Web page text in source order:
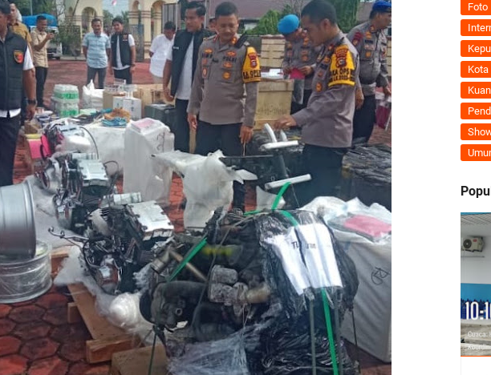
Wacana Pemekaran Kembali Menguat, Mahmuzin Taher: Provinsi Riau Pesisir Mesin
Baru
Bupati Asmar dan PLN UP3 Dumai Perkuat Sinergi, Pastikan Layanan Listrik Kepulauan
Pemerintah Kabupaten Kepulauan Meranti Kembali Merombak 3 Pejabat Eselon III. A Serta III.
Pemkab Meranti dan Unilak Perkuat Sinergi Tingkatkan Kualitas SDM Daerah
133 Personel Berprestasi Diguyur Penghargaan, Kapolda Riau: Bangun Kepercayaan Publik
Pengurus PWI Kepulauan Meranti Periode 2026–2029 Resmi Dilantik
Wabup Muzamil Bahas Penegasan Batas Wilayah Kepulauan Meranti, Kemendagri Beri
Hak DBH
Foto